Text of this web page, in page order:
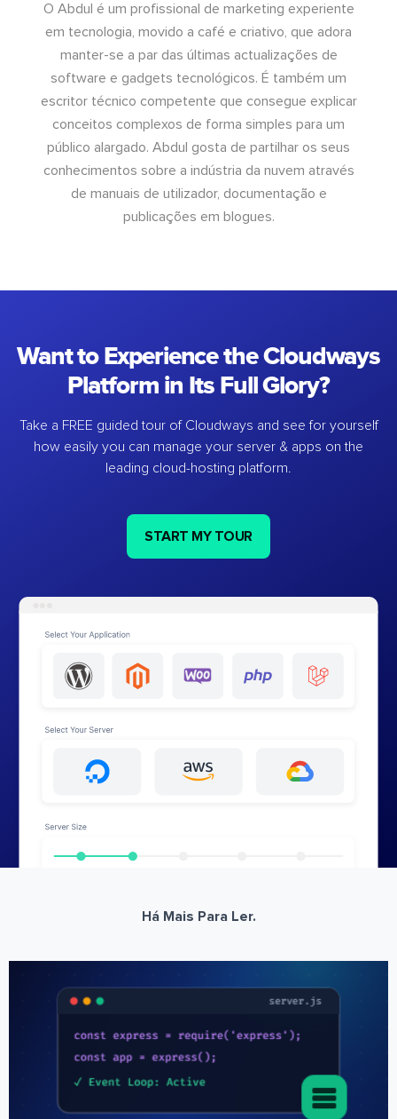
O Abdul é um profissional de marketing experiente
em tecnologia, movido a café e criativo, que adora
manter-se a par das últimas actualizações de
software e gadgets tecnológicos. É também um
escritor técnico competente que consegue explicar
conceitos complexos de forma simples para um
público alargado. Abdul gosta de partilhar os seus
conhecimentos sobre a indústria da nuvem através
de manuais de utilizador, documentação e
publicações em blogues.
Want to Experience the Cloudways
Platform in Its Full Glory?
Take a FREE guided tour of Cloudways and see for yourself
how easily you can manage your server & apps on the
leading cloud-hosting platform.
START MY TOUR
Há Mais Para Ler.